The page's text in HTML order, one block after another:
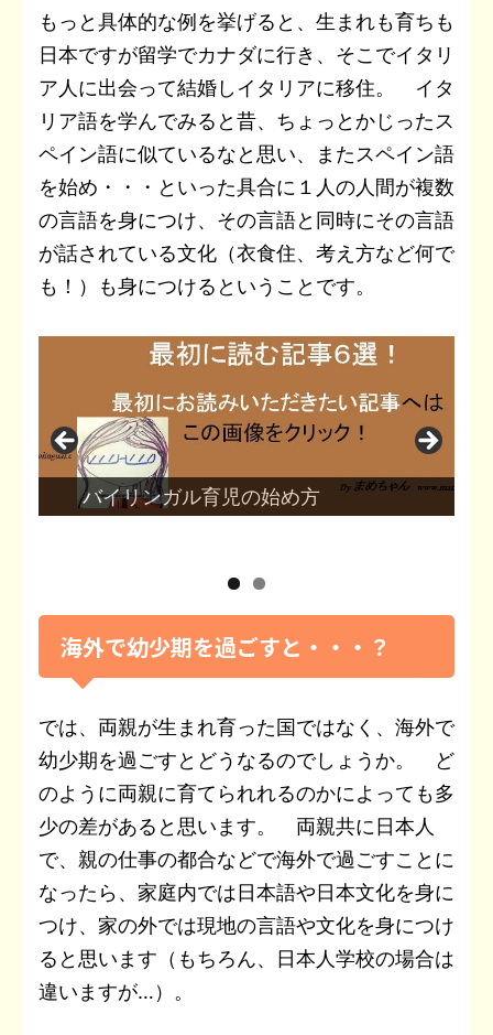
もっと具体的な例を挙げると、生まれも育ちも
日本ですが留学でカナダに行き、そこでイタリ
ア人に出会って結婚しイタリアに移住。 イタ
リア語を学んでみると昔、ちょっとかじったス
ペイン語に似ているなと思い、またスペイン語
を始め・・・といった具合に１人の人間が複数
の言語を身につけ、その言語と同時にその言語
が話されている文化（衣食住、考え方など何で
も！）も身につけるということです。
リンガル育児の始め方 保育園の一
海外で幼少期を過ごすと・・・？
では、両親が生まれ育った国ではなく、海外で
幼少期を過ごすとどうなるのでしょうか。 ど
のように両親に育てられれるのかによっても多
少の差があると思います。 両親共に日本人
で、親の仕事の都合などで海外で過ごすことに
なったら、家庭内では日本語や日本文化を身に
つけ、家の外では現地の言語や文化を身につけ
ると思います（もちろん、日本人学校の場合は
違いますが…）。